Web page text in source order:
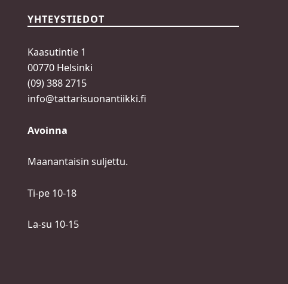
YHTEYSTIEDOT
Kaasutintie 1
00770 Helsinki
(09) 388 2715
info@tattarisuonantiikki.fi
Avoinna
Maanantaisin suljettu.
Ti-pe 10-18
La-su 10-15